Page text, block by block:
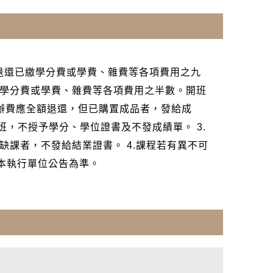
已繳學分費或學費、雜費等各項費用之九
分費或學費、雜費等各項費用之半數。開班
費應全額退還，但已購置成品者，發給成
，不授予學分、學位證書及不發成績單。 3.
課者，不發給結業證書。 4.課程若有異不可
執行單位公告為準。